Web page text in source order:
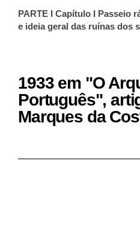
PARTE I Capítulo I Passeio
e ideia geral das ruínas dos
1933 em "O
Português",
Marques da